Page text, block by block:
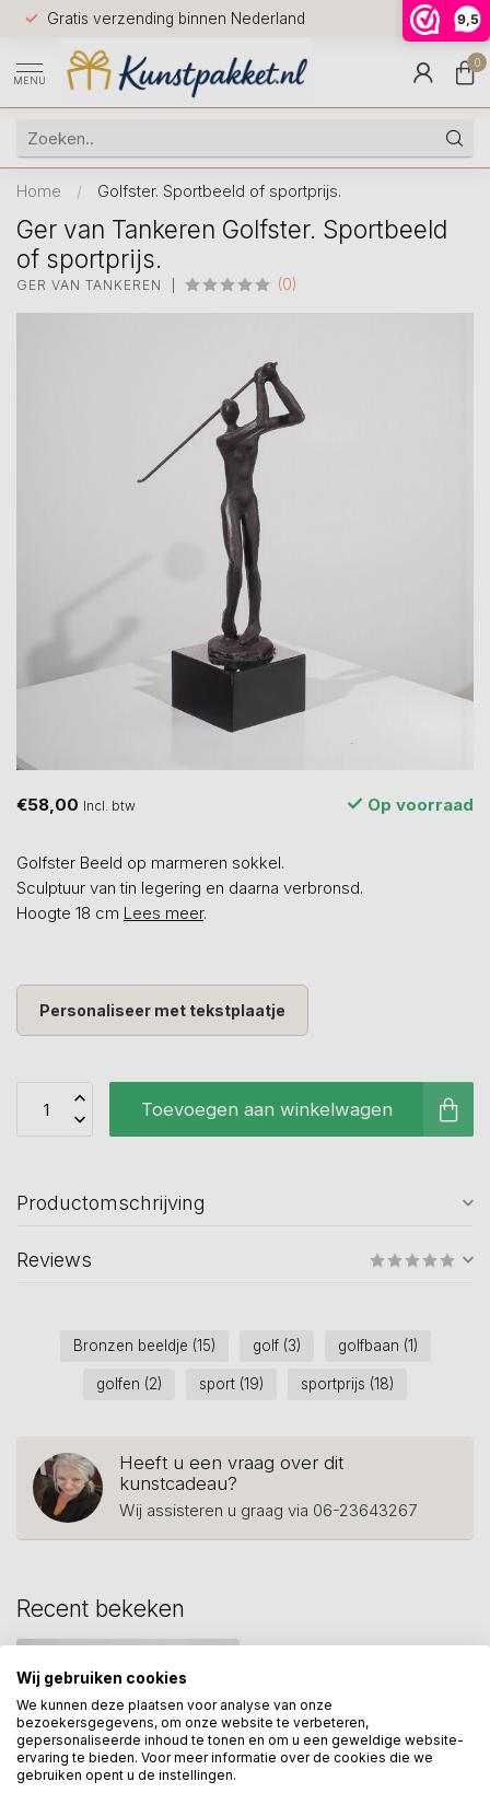
9,5
Gratis verzending binnen Nederland
Voor
huis
9.5
MENU
0
Home / Golfster. Sportbeeld of sportprijs.
Ger van Tankeren Golfster. Sportbeeld
of sportprijs.
GER VAN TANKEREN (0)
€58,00 Incl. btw Op voorraad
Golfster Beeld op marmeren sokkel.
Sculptuur van tin legering en daarna verbronsd.
Hoogte 18 cm Lees meer.
Personaliseer met tekstplaatje
Toevoegen aan winkelwagen
Productomschrijving
Reviews
Bronzen beeldje (15) golf (3) golfbaan (1)
golfen (2) sport (19) sportprijs (18)
Heeft u een vraag over dit
kunstcadeau?
Wij assisteren u graag via 06-23643267
Recent bekeken
Wij gebruiken cookies
We kunnen deze plaatsen voor analyse van onze
bezoekersgegevens, om onze website te verbeteren,
gepersonaliseerde inhoud te tonen en om u een geweldige website-
ervaring te bieden. Voor meer informatie over de cookies die we
gebruiken opent u de instellingen.